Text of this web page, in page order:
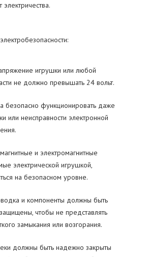
игрушки или любой
не должно превышать 24 вольт.
безопасно функционировать даже
или неисправности электронной
и электромагнитные
электрической игрушкой,
на безопасном уровне.
и компоненты должны быть
чтобы не представлять
замыкания или возгорания.
должны быть надежно закрыты